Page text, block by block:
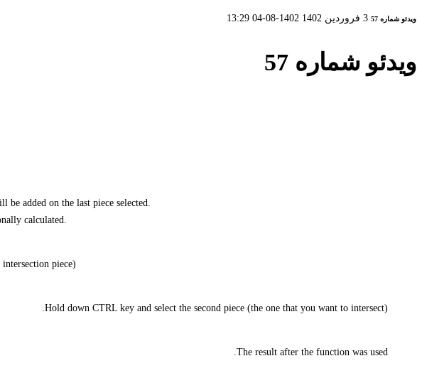
ویدئو شماره 57 3 فروردین 1402 1402-08-04 13:29
ویدئو شماره 57
added on the last piece selected.
calculated.
piece).
Hold down CTRL key and select the second piece (the one that you want to intersect).
The result after the function was used.